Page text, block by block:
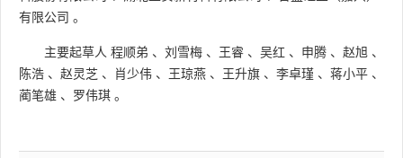
有限公司 。
主要起草人 程顺弟 、 刘雪梅 、 王睿 、 吴红 、 申腾 、 赵旭 、
陈浩 、 赵灵芝 、 肖少伟 、 王琼燕 、 王升旗 、 李卓瑾 、 蒋小平 、
蔺笔雄 、 罗伟琪 。